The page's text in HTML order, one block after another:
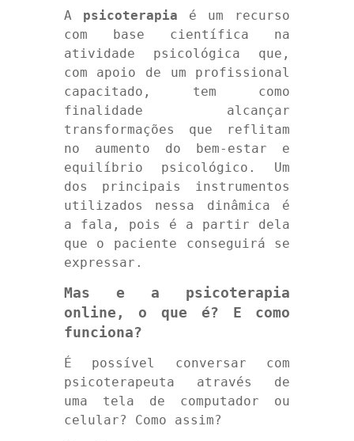
A psicoterapia é um recurso
com base científica na
atividade psicológica que,
com apoio de um profissional
capacitado, tem como
finalidade alcançar
transformações que reflitam
no aumento do bem-estar e
equilíbrio psicológico. Um
dos principais instrumentos
utilizados nessa dinâmica é
a fala, pois é a partir dela
que o paciente conseguirá se
expressar.
Mas e a psicoterapia
online, o que é? E como
funciona?
É possível conversar com
psicoterapeuta através de
uma tela de computador ou
celular? Como assim?